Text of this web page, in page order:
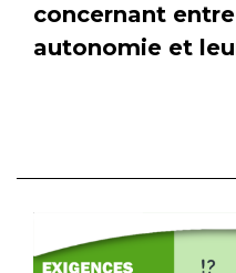
concernant
autonomie et